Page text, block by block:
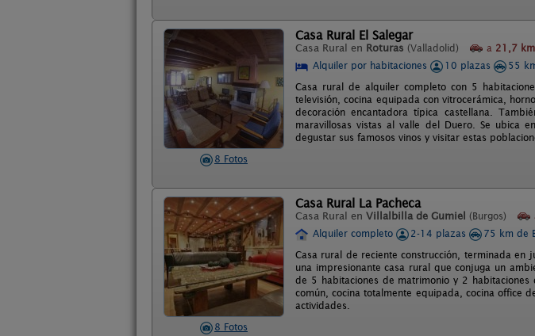
8 Fotos
Casa Rural El Salegar
Casa Rural en Roturas (Valladolid) a 21,7 km
Alquiler por habitaciones
10 plazas
55
Casa rural de alquiler completo con 5
televisión, cocina equipada con vitrocerámica,
decoración encantadora típica castellana.
maravillosas vistas al valle del Duero. Se ubica
degustar sus famosos vinos y visitar estas
8 Fotos
Casa Rural La Pacheca
Casa Rural en Villalbilla de Gumiel (Burgos)
Alquiler completo
2-14 plazas
75 km de
Casa rural de reciente construcción, terminada
una impresionante casa rural que conjuga un
de 5 habitaciones de matrimonio y 2
común, cocina totalmente equipada, cocina office
actividades.